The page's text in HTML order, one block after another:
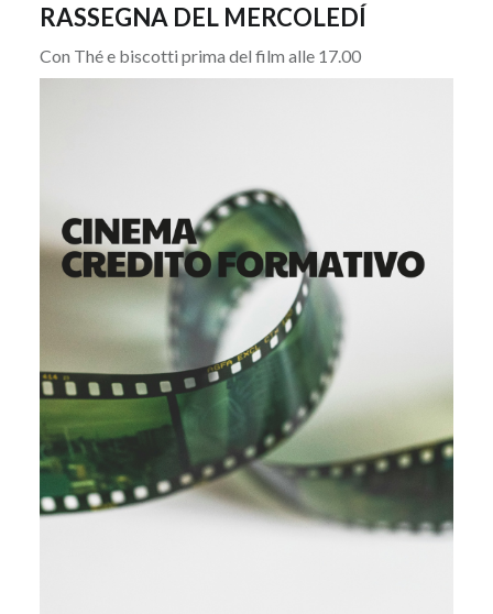
RASSEGNA DEL MERCOLEDÍ
Con Thé e biscotti prima del film alle 17.00